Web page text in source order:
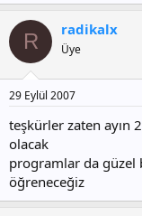
R radikalx
Üye
29 Eylül 2007
teşkürler zaten ayın
olacak
programlar da güzel
öğreneceğiz